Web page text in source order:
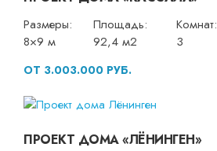
Размеры:
8×9 м
Площадь:
92,4 м2
Комнат:
3
ОТ 3.003.000 РУБ.
ПРОЕКТ ДОМА «ЛЁНИНГЕН»